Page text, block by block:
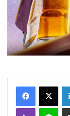
FacebookX
Viber